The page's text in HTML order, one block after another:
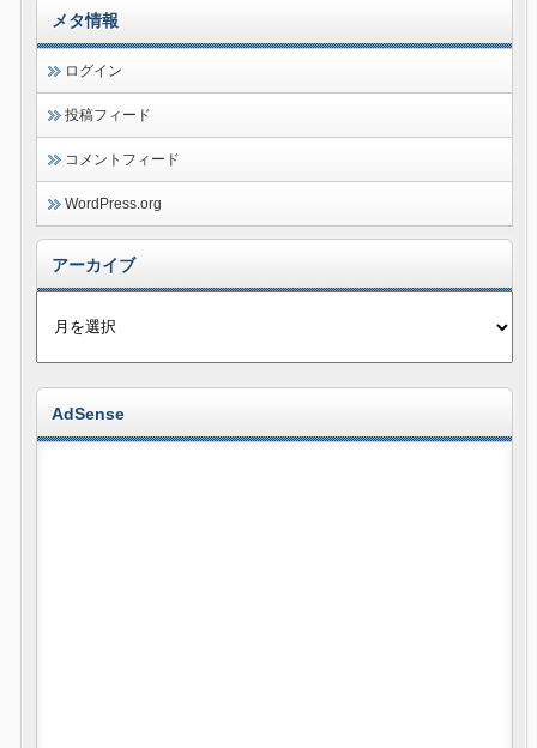
メタ情報
ログイン
投稿フィード
コメントフィード
WordPress.org
アーカイブ
AdSense